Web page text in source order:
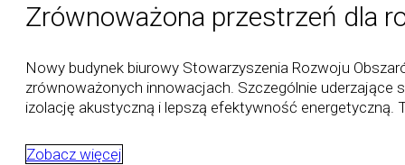
Zrównoważona przestrzeń dla
Nowy budynek biurowy Stowarzyszenia Rozwoju
zrównoważonych innowacjach. Szczególnie uderzające
izolację akustyczną i lepszą efektywność energetyczną.
Zobacz więcej